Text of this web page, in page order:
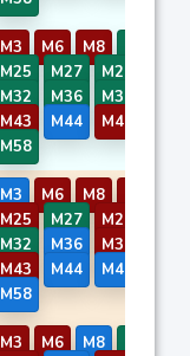
M3 M6 M8
M25
M27 M29
M32
M36 M37
M43
M44 M46
M58
M3 M6 M8
M25
M27 M29
M32
M36 M37
M43
M44 M46
M58
M3 M6 M8